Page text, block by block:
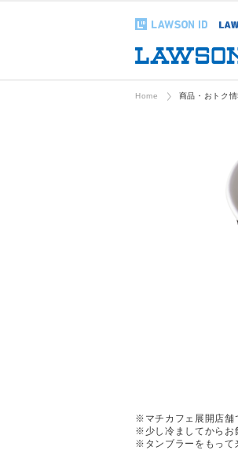
Home 商品・おトク情
※マチカフェ展開店舗
※少し冷ましてからお
※タンブラーをもって